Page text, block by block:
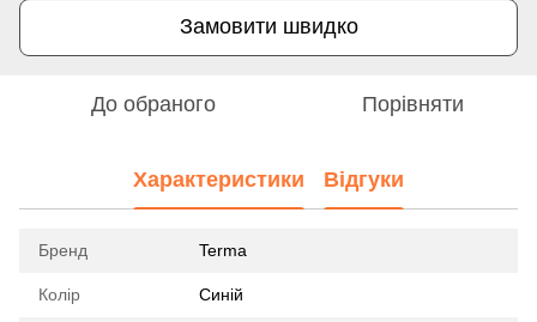
Замовити швидко
До обраного Порівняти
Характеристики Відгуки
Бренд Terma
Колір Синій